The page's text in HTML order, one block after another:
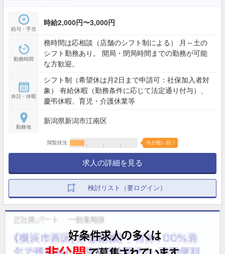
給与・手当
時給2,000円〜3,000円
勤務時間
務時間は応相談（店舗のシフト制による） 月～土の
シフト勤務あり。 開局・閉局時間までの勤務が可能
な方歓迎。
休日・休暇
シフト制（希望休は月2日まで申請可：社保加入者対
象） 有給休暇（勤務条件に応じて法定通り付与）、
慶弔休暇、育児・介護休業等
勤務地
新潟県新潟市江南区
閲覧状況 今が狙い目！
求人の詳細を見る
検討リスト（要ログイン）